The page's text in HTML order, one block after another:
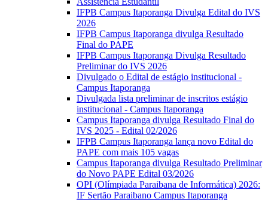
IFPB Campus Itaporanga Divulga Edital do IVS
2026
IFPB Campus Itaporanga divulga Resultado
Final do PAPE
IFPB Campus Itaporanga Divulga Resultado
Preliminar do IVS 2026
Divulgado o Edital de estágio institucional -
Campus Itaporanga
Divulgada lista preliminar de inscritos estágio
institucional - Campus Itaporanga
Campus Itaporanga divulga Resultado Final do
IVS 2025 - Edital 02/2026
IFPB Campus Itaporanga lança novo Edital do
PAPE com mais 105 vagas
Campus Itaporanga divulga Resultado Preliminar
do Novo PAPE Edital 03/2026
OPI (Olímpiada Paraibana de Informática) 2026:
IF Sertão Paraibano Campus Itaporanga